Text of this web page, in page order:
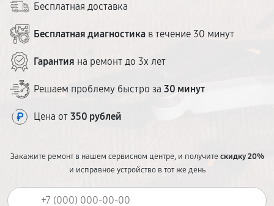
Бесплатная доставка
Бесплатная диагностика в течение 30 минут
Гарантия на ремонт до 3х лет
Решаем проблему быстро за 30 минут
Цена от 350 рублей
Закажите ремонт в нашем сервисном центре, и получитескидку 20%
и исправное устройство в тот же день